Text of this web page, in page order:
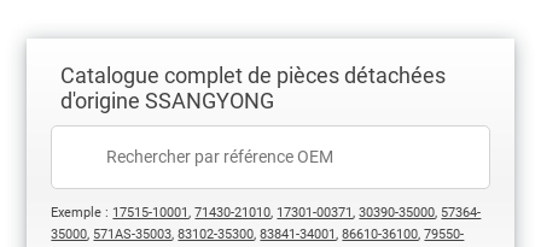
Catalogue complet de pièces détachées
d'origine SSANGYONG
Exemple : 17515-10001,71430-21010, 17301-00371,30390-35000, 57364-
35000, 571AS-35003,83102-35300,83841-34001,86610-36100,79550-